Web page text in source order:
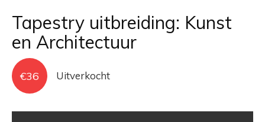
Tapestry uitbreiding: Kunst
en Architectuur
€36 Uitverkocht